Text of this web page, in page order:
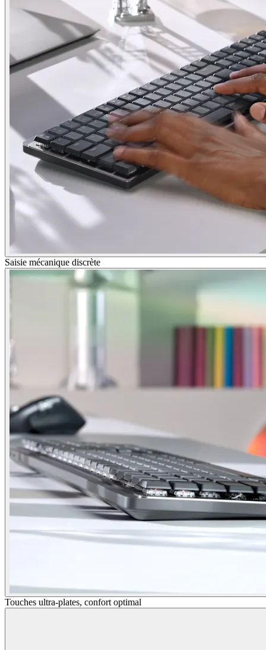
Saisie mécanique discrète
Touches ultra-plates, confort optimal